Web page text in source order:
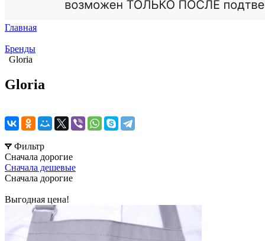
Главная
Бренды
Gloria
Gloria
Фильтр
Сначала дорогие
Сначала дешевые
Сначала дорогие
Выгодная цена!